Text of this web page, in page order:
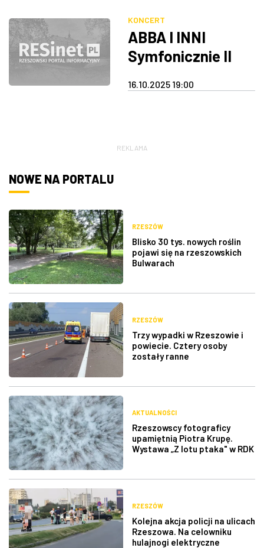
KONCERT
ABBA I INNI
Symfonicznie II
16.10.2025 19:00
REKLAMA
NOWE NA PORTALU
RZESZÓW
Blisko 30 tys. nowych roślin
pojawi się na rzeszowskich
Bulwarach
RZESZÓW
Trzy wypadki w Rzeszowie i
powiecie. Cztery osoby
zostały ranne
AKTUALNOŚCI
Rzeszowscy fotograficy
upamiętnią Piotra Krupę.
Wystawa „Z lotu ptaka" w RDK
RZESZÓW
Kolejna akcja policji na ulicach
Rzeszowa. Na celowniku
hulajnogi elektryczne